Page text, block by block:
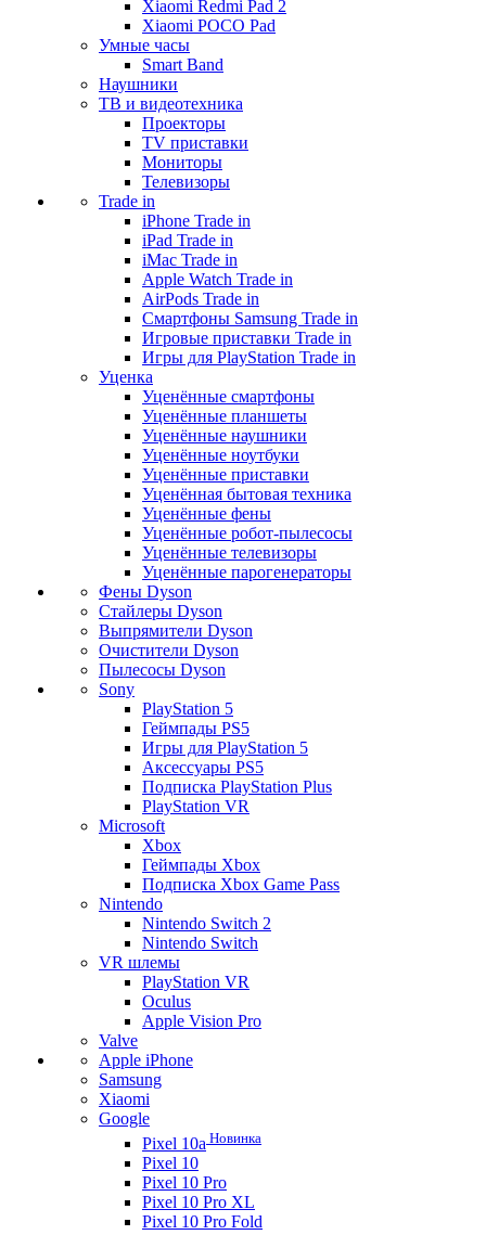
Xiaomi Redmi Pad 2
Xiaomi POCO Pad
Умные часы
Smart Band
Наушники
ТВ и видеотехника
Проекторы
TV приставки
Мониторы
Телевизоры
Trade in
iPhone Trade in
iPad Trade in
iMac Trade in
Apple Watch Trade in
AirPods Trade in
Смартфоны Samsung Trade in
Игровые приставки Trade in
Игры для PlayStation Trade in
Уценка
Уценённые смартфоны
Уценённые планшеты
Уценённые наушники
Уценённые ноутбуки
Уценённые приставки
Уценённая бытовая техника
Уценённые фены
Уценённые робот-пылесосы
Уценённые телевизоры
Уценённые парогенераторы
Фены Dyson
Стайлеры Dyson
Выпрямители Dyson
Очистители Dyson
Пылесосы Dyson
Sony
PlayStation 5
Геймпады PS5
Игры для PlayStation 5
Аксессуары PS5
Подписка PlayStation Plus
PlayStation VR
Microsoft
Xbox
Геймпады Xbox
Подписка Xbox Game Pass
Nintendo
Nintendo Switch 2
Nintendo Switch
VR шлемы
PlayStation VR
Oculus
Apple Vision Pro
Valve
Apple iPhone
Samsung
Xiaomi
Google
Pixel 10a Новинка
Pixel 10
Pixel 10 Pro
Pixel 10 Pro XL
Pixel 10 Pro Fold